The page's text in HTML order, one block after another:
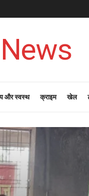
और स्वस्थ क्राइम खेल